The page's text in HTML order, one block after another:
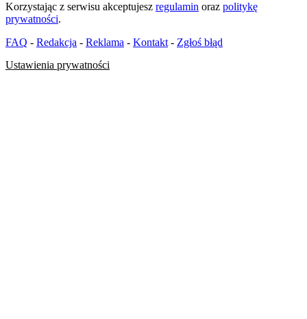
Korzystając z serwisu akceptujesz regulamin oraz politykę
prywatności.
FAQ - Redakcja - Reklama - Kontakt - Zgłoś błąd
Ustawienia prywatności